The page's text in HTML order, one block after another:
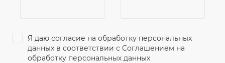
Я даю согласие на обработку персональных
данных в соответствии с Соглашением на
обработку персональных данных